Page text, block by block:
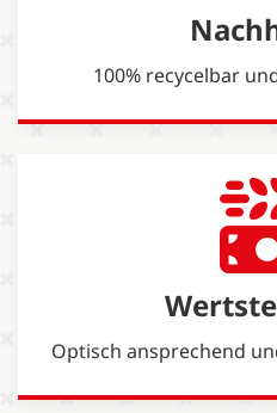
100% recycelbar
Optisch ansprechend